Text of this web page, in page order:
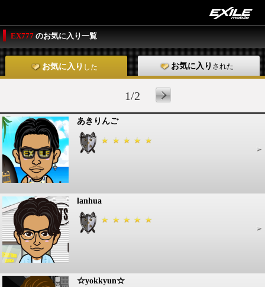
EX777 のお気に入り一覧
お気に入り した お気に入り された
1/2
あきりんご
lanhua
☆yokkyun☆